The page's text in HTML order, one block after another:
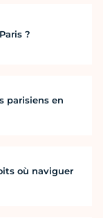
?
parisiens en
où naviguer